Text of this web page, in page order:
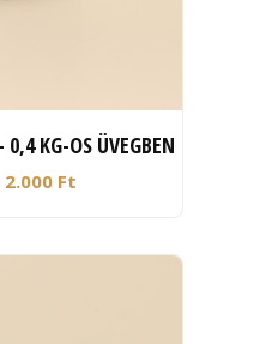
KG-OS ÜVEGBEN
2.000 Ft